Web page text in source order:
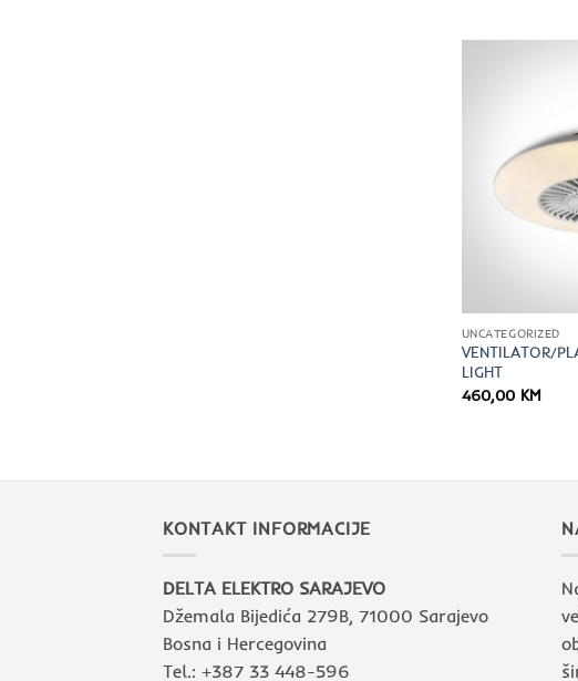
UNCATEGORIZED
VENTILATOR/
LIGHT
460,00 KM
KONTAKT INFORMACIJE
DELTA ELEKTRO SARAJEVO
Džemala Bijedića 279B, 71000 Sarajevo
Bosna i Hercegovina
Tel.: +387 33 448-596